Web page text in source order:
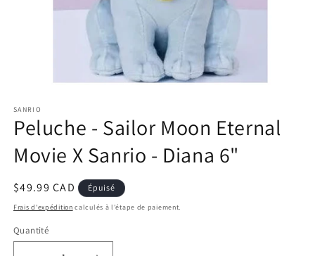
média
1
dans
fenêtre
modale
SANRIO
Peluche - Sailor Moon Eternal
Movie X Sanrio - Diana 6"
Prix
habituel
$49.99 CAD Épuisé
Frais d'expédition calculés à l'étape de paiement.
Quantité